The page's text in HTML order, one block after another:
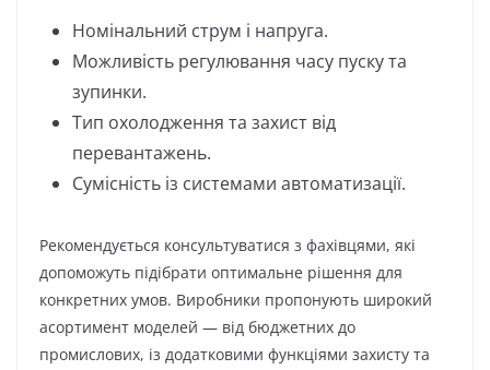
Номінальний струм і напруга.
Можливість регулювання часу пуску та
зупинки.
Тип охолодження та захист від
перевантажень.
Сумісність із системами автоматизації.
Рекомендується консультуватися з фахівцями, які
допоможуть підібрати оптимальне рішення для
конкретних умов. Виробники пропонують широкий
асортимент моделей — від бюджетних до
промислових, із додатковими функціями захисту та